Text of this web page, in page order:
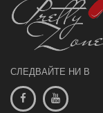
СЛЕДВАЙТЕ НИ В